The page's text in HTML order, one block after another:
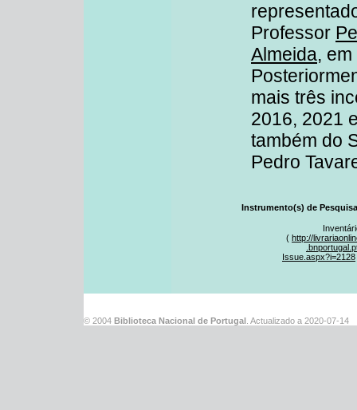
Professor
Almeida,
mais três
2016, 2021
também do
Pedro
Instrumento(s) de
( http://
Issue.aspx?i=2128
© 2004 Biblioteca Nacional de Portugal . Actualizado a 2020-07-14